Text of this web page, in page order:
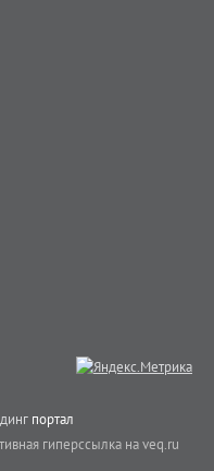
портал
гиперссылка на veq.ru